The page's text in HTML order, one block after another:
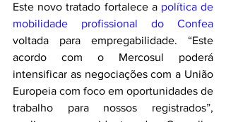
Este novo tratado fortalece a política de
mobilidade profissional do Confea
voltada para empregabilidade. “Este
acordo com o Mercosul poderá
intensificar as negociações com a União
Europeia com foco em oportunidades de
trabalho para nossos registrados”,